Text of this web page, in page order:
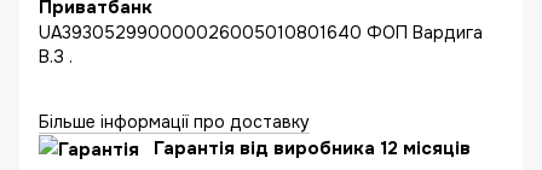
Приватбанк
UA393052990000026005010801640 ФОП Вардига
В.З .
Більше інформації про доставку
Гарантія від виробника 12 місяців